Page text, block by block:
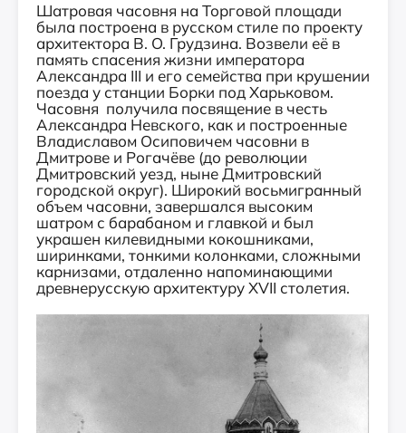
Шатровая часовня на Торговой площади
была построена в русском стиле по проекту
архитектора В. О. Грудзина. Возвели её в
память спасения жизни императора
Александра III и его семейства при крушении
поезда у станции Борки под Харьковом.
Часовня получила посвящение в честь
Александра Невского, как и построенные
Владиславом Осиповичем часовни в
Дмитрове и Рогачёве (до революции
Дмитровский уезд, ныне Дмитровский
городской округ). Широкий восьмигранный
объем часовни, завершался высоким
шатром с барабаном и главкой и был
украшен килевидными кокошниками,
ширинками, тонкими колонками, сложными
карнизами, отдаленно напоминающими
древнерусскую архитектуру XVII столетия.